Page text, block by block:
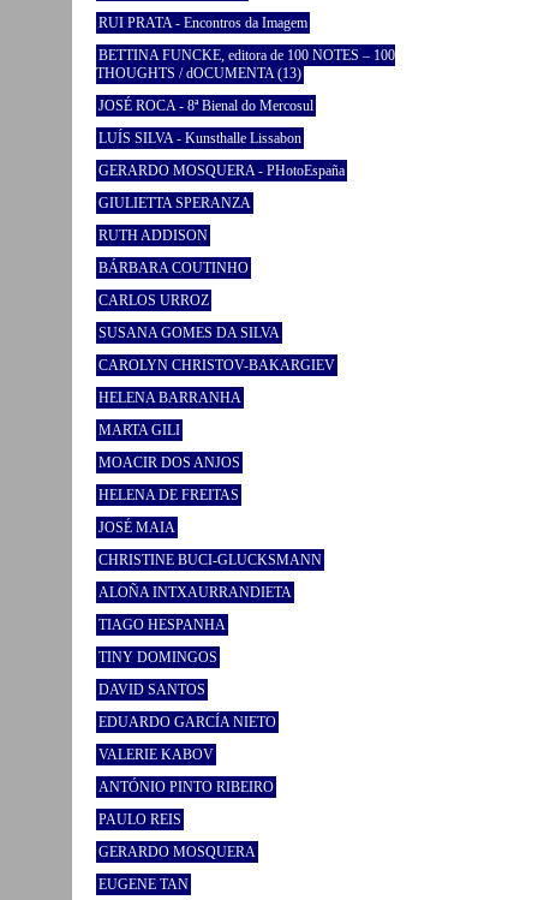
RUI PRATA - Encontros da Imagem
BETTINA FUNCKE, editora de 100 NOTES – 100
THOUGHTS / dOCUMENTA (13)
JOSÉ ROCA - 8ª Bienal do Mercosul
LUÍS SILVA - Kunsthalle Lissabon
GERARDO MOSQUERA - PHotoEspaña
GIULIETTA SPERANZA
RUTH ADDISON
BÁRBARA COUTINHO
CARLOS URROZ
SUSANA GOMES DA SILVA
CAROLYN CHRISTOV-BAKARGIEV
HELENA BARRANHA
MARTA GILI
MOACIR DOS ANJOS
HELENA DE FREITAS
JOSÉ MAIA
CHRISTINE BUCI-GLUCKSMANN
ALOÑA INTXAURRANDIETA
TIAGO HESPANHA
TINY DOMINGOS
DAVID SANTOS
EDUARDO GARCÍA NIETO
VALERIE KABOV
ANTÓNIO PINTO RIBEIRO
PAULO REIS
GERARDO MOSQUERA
EUGENE TAN